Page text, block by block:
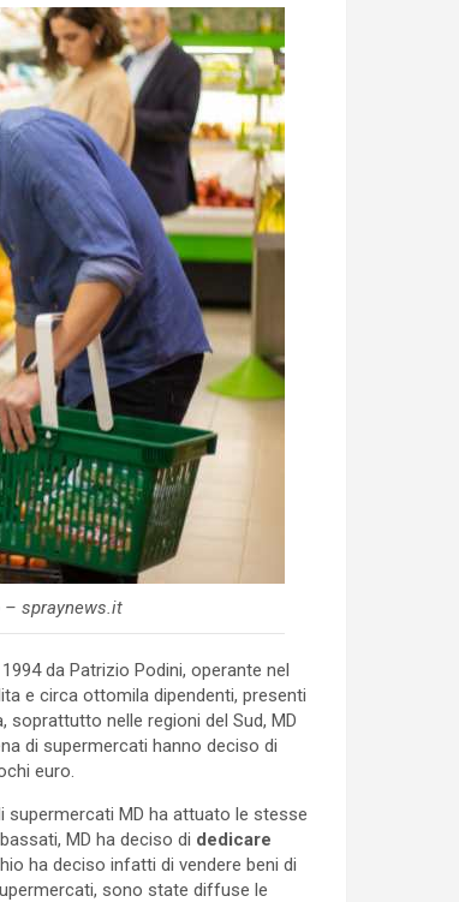
– spraynews.it
da Patrizio Podini, operante nel
e circa ottomila dipendenti, presenti
soprattutto nelle regioni del Sud, MD
di supermercati hanno deciso di
euro.
supermercati MD ha attuato le stesse
MD ha deciso di dedicare
ha deciso infatti di vendere beni di
sono state diffuse le